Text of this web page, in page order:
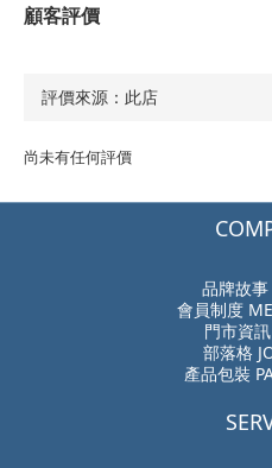
顧客評價
尚未有任何評價
品牌故
會員制度
門市資
部落格
產品包裝